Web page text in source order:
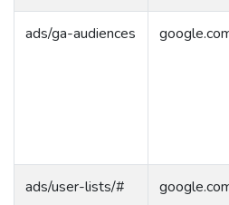
ads/ga-audiences
ads/user-lists/#